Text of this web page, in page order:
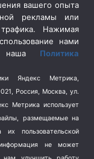
вашего опыта
рекламы или
Нажимая
нами
наша Политика
Яндекс Метрика,
Россия, Москва, ул.
Метрика использует
размещаемые на
пользовательской
не может